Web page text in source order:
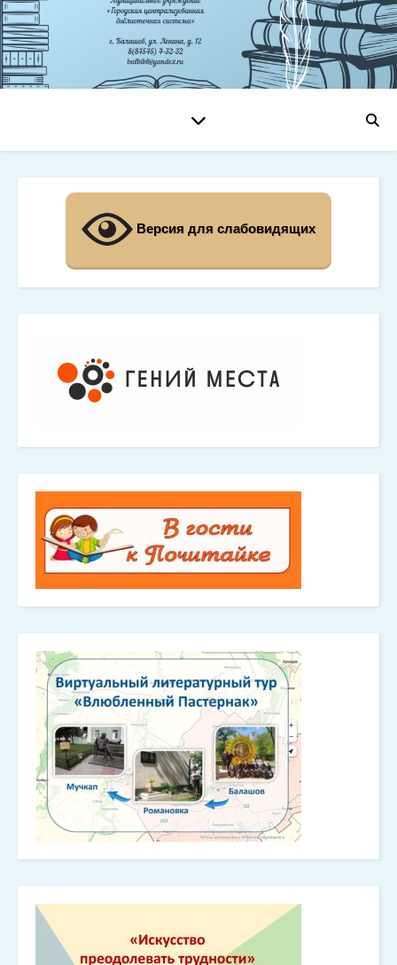
Версия для слабовидящих